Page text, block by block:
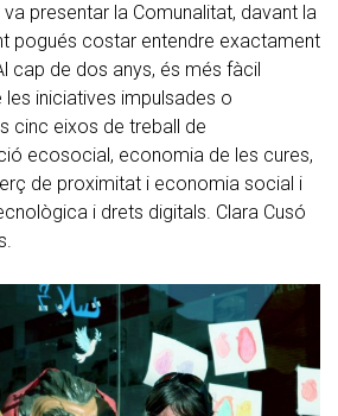
presentar la Comunalitat, davant la
pogués costar entendre exactament
cap de dos anys, és més fàcil
les iniciatives impulsades o
cinc eixos de treball de
ecosocial, economia de les cures,
de proximitat i economia social i
i drets digitals. Clara Cusó